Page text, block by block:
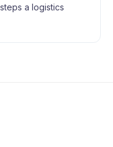
a logistics